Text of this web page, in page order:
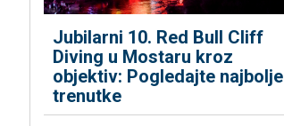
Jubilarni 10. Red Bull Cliff
Diving u Mostaru kroz
objektiv: Pogledajte najbolje
trenutke